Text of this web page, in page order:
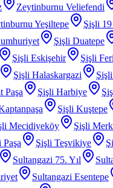
Zeytinburnu Veliefendi
Yeşiltepe Şişli
Şişli Duatepe
Şişli Eskişehir Şişli
Şişli Halaskargazi
Paşa
Şişli Harbiye
Şişli Kuştepe
Mecidiyeköy Şişli
Paşa Şişli Teşvikiye
Sultangazi 75. Yıl
Sultangazi Esentepe